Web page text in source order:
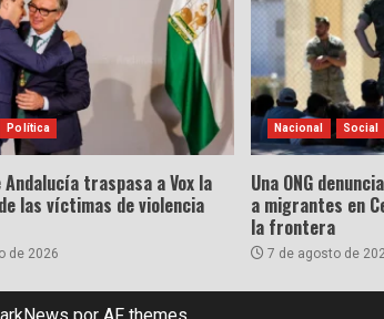
Política
Andalucía traspasa a Vox la
las víctimas de violencia
de 2026
Nacional Social
Una ONG
a migrantes en
la frontera
7 de agosto de